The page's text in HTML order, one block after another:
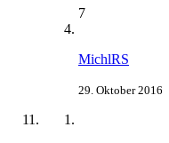
7
MichlRS
29. Oktober 2016